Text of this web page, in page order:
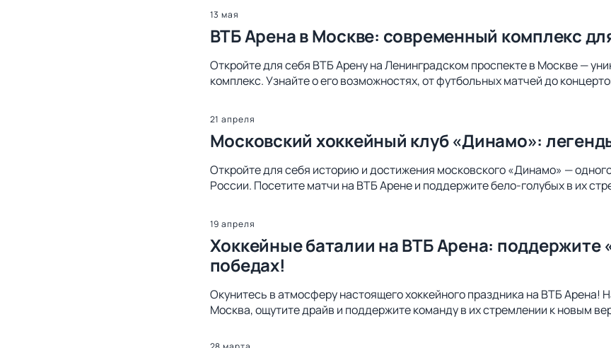
13 мая
ВТБ Арена в Москве: современный комплекс
Откройте для себя ВТБ Арену на Ленинградском проспекте в Москве —
комплекс. Узнайте о его возможностях, от футбольных матчей до
21 апреля
Московский хоккейный клуб «Динамо»:
Откройте для себя историю и достижения московского «Динамо» —
России. Посетите матчи на ВТБ Арене и поддержите бело-голубых в их
19 апреля
Хоккейные баталии на ВТБ Арена: поддержите
победах!
Окунитесь в атмосферу настоящего хоккейного праздника на ВТБ Арена!
Москва, ощутите драйв и поддержите команду в их стремлении к новым